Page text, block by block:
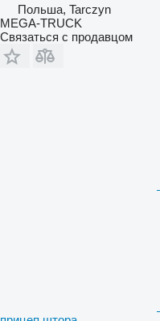
Польша, Tarczyn
MEGA-TRUCK
Связаться с продавцом